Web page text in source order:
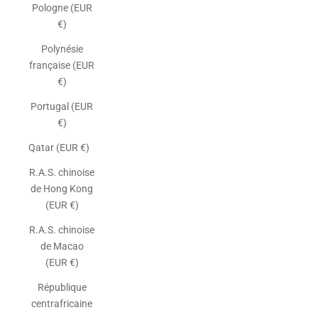
Pologne (EUR
€)
Polynésie
française (EUR
€)
Portugal (EUR
€)
Qatar (EUR €)
R.A.S. chinoise
de Hong Kong
(EUR €)
R.A.S. chinoise
de Macao
(EUR €)
République
centrafricaine